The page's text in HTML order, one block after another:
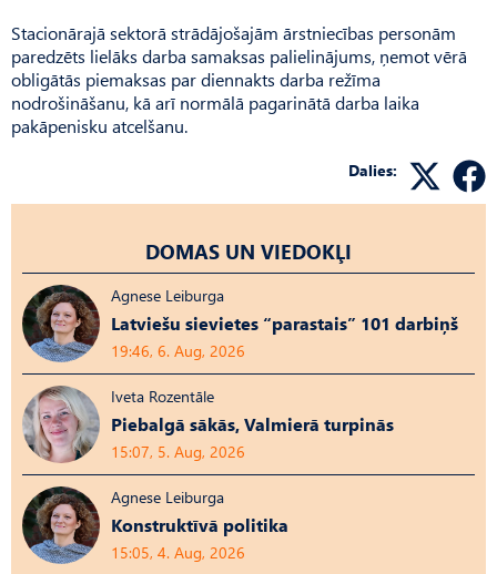
Stacionārajā sektorā strādājošajām ārstniecības personām
paredzēts lielāks darba samaksas palielinājums, ņemot vērā
obligātās piemaksas par diennakts darba režīma
nodrošināšanu, kā arī normālā pagarinātā darba laika
pakāpenisku atcelšanu.
Dalies:
DOMAS UN VIEDOKĻI
Agnese Leiburga
Latviešu sievietes “parastais” 101 darbiņš
19:46, 6. Aug, 2026
Iveta Rozentāle
Piebalgā sākās, Valmierā turpinās
15:07, 5. Aug, 2026
Agnese Leiburga
Konstruktīvā politika
15:05, 4. Aug, 2026